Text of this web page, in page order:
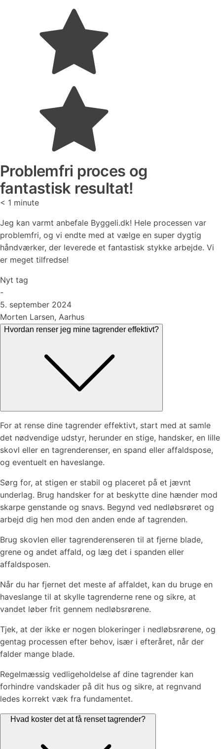
Problemfri proces og
fantastisk resultat!
< 1 minute
Jeg kan varmt anbefale Byggeli.dk! Hele processen var
problemfri, og vi endte med at vælge en super dygtig
håndværker, der leverede et fantastisk stykke arbejde. Vi
er meget tilfredse!
Nyt tag
-
5. september 2024
Morten Larsen, Aarhus
Hvordan renser jeg mine tagrender effektivt?
For at rense dine tagrender effektivt, start med at samle
det nødvendige udstyr, herunder en stige, handsker, en lille
skovl eller en tagrenderenser, en spand eller affaldspose,
og eventuelt en haveslange.
Sørg for, at stigen er stabil og placeret på et jævnt
underlag. Brug handsker for at beskytte dine hænder mod
skarpe genstande og snavs. Begynd ved nedløbsrøret og
arbejd dig hen mod den anden ende af tagrenden.
Brug skovlen eller tagrenderenseren til at fjerne blade,
grene og andet affald, og læg det i spanden eller
affaldsposen.
Når du har fjernet det meste af affaldet, kan du bruge en
haveslange til at skylle tagrenderne rene og sikre, at
vandet løber frit gennem nedløbsrørene.
Tjek, at der ikke er nogen blokeringer i nedløbsrørene, og
gentag processen efter behov, især i efteråret, når der
falder mange blade.
Regelmæssig vedligeholdelse af dine tagrender kan
forhindre vandskader på dit hus og sikre, at regnvand
ledes korrekt væk fra fundamentet.
Hvad koster det at få renset tagrender?